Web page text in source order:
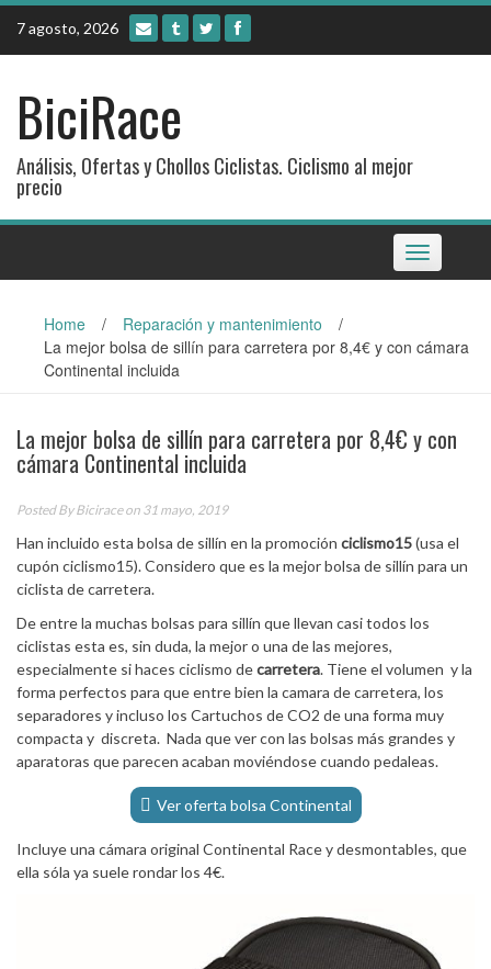
Skip
content
7 agosto, 2026
BiciRace
Análisis, Ofertas y Chollos Ciclistas. Ciclismo al mejor
precio
Toggle
navigation
Home / Reparación y mantenimiento
/
La mejor bolsa de sillín para carretera por 8,4€ y con cámara
Continental incluida
La mejor bolsa de sillín para carretera por 8,4€ y con
cámara Continental incluida
Posted ByBiciraceon 31 mayo, 2019
Han incluido esta bolsa de sillín en la promoción ciclismo15(usa el
cupón ciclismo15). Considero que es la mejor bolsa de sillín para un
ciclista de carretera.
De entre la muchas bolsas para sillín que llevan casi todos los
ciclistas esta es, sin duda, la mejor o una de las mejores,
especialmente si haces ciclismo decarretera. Tiene el volumen y la
forma perfectos para que entre bien la camara de carretera, los
separadores y incluso los Cartuchos de CO2 de una forma muy
compacta y discreta. Nada que ver con las bolsas más grandes y
aparatoras que parecen acaban moviéndose cuando pedaleas.
Ver oferta bolsa Continental
Incluye una cámara original Continental Race y desmontables, que
ella sóla ya suele rondar los 4€.